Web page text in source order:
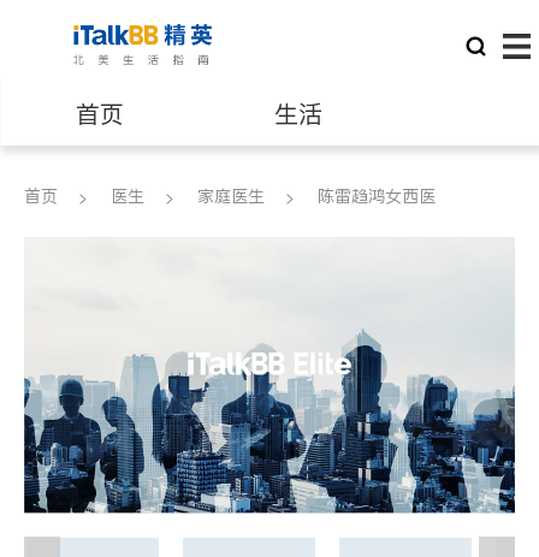
首页 生活
医生 律师
会计师
建筑装修
首页 医生 家庭医生 陈雷趋鸿女西医